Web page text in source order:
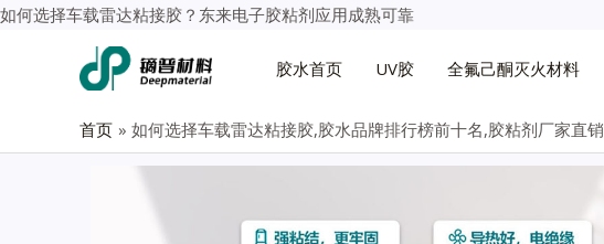
如何选择车载雷达粘接胶？东来电子胶粘剂应用成熟可靠
胶水首页 UV胶 全氟己酮灭火材料
首页 如何选择车载雷达粘接胶,胶水品牌排行榜前十名,胶粘剂厂家直销